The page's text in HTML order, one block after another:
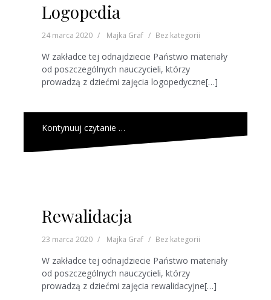
Logopedia
24 marca 2020 Majka Graf Bez kategorii
W zakładce tej odnajdziecie Państwo materiały
od poszczególnych nauczycieli, którzy
prowadzą z dziećmi zajęcia logopedyczne[…]
Kontynuuj czytanie …
Rewalidacja
23 marca 2020 Majka Graf Bez kategorii
W zakładce tej odnajdziecie Państwo materiały
od poszczególnych nauczycieli, którzy
prowadzą z dziećmi zajęcia rewalidacyjne[…]